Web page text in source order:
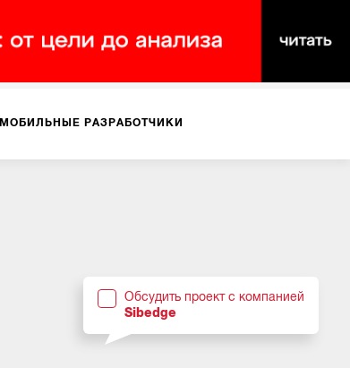
МОБИЛЬНЫЕ РАЗРАБОТЧИКИ
Обсудить проект с компанией
Sibedge